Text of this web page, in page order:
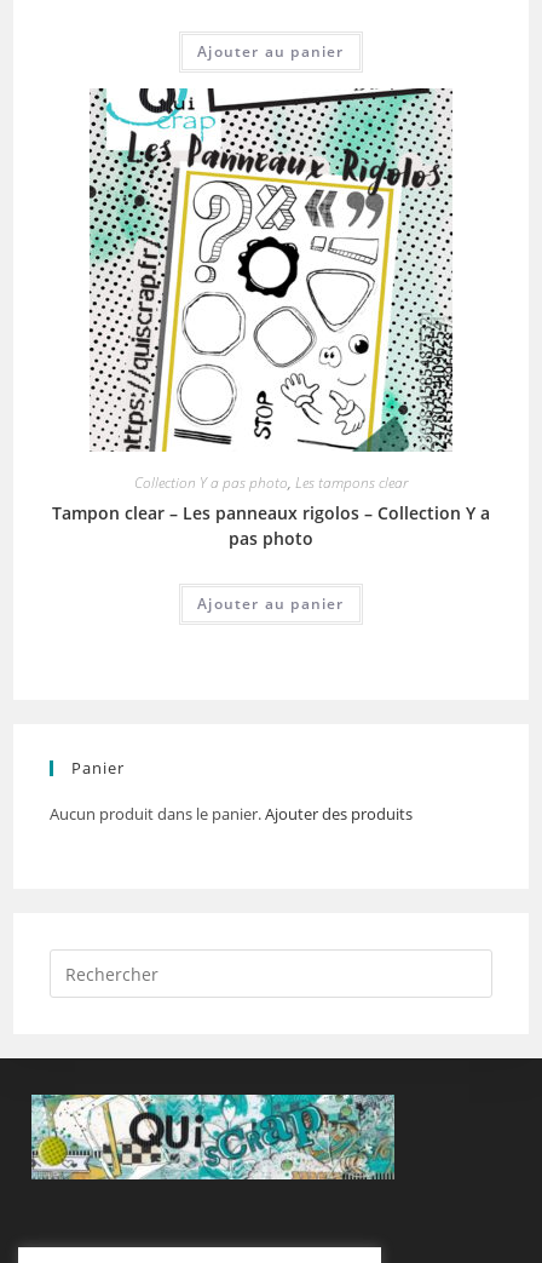
Ajouter au panier
Collection Y a pas photo, Les tampons clear
Tampon clear – Les panneaux rigolos – Collection Y a
pas photo
Ajouter au panier
Panier
Aucun produit dans le panier.Ajouter des produits